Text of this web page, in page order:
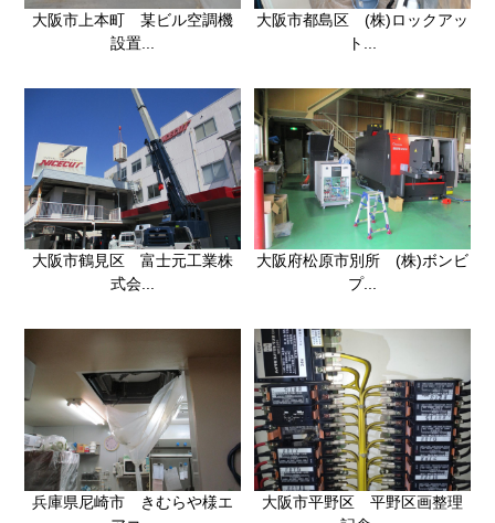
大阪市上本町 某ビル空調機
設置...
大阪市都島区 (株)ロックアッ
ト...
大阪市鶴見区 富士元工業株
式会...
大阪府松原市別所 (株)ボンビ
プ...
兵庫県尼崎市 きむらや様エ
大阪市平野区 平野区画整理